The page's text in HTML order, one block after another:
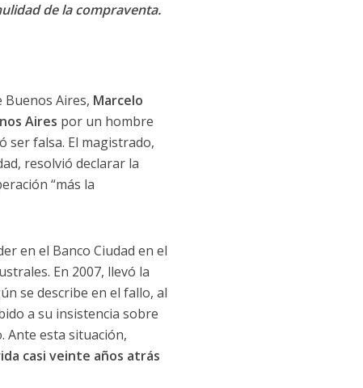
de la compraventa.
Aires, Marcelo
Aires por un hombre
falsa. El magistrado,
resolvió declarar la
“más la
en el Banco Ciudad en el
En 2007, llevó la
se describe en el fallo, al
a su insistencia sobre
Ante esta situación,
casi veinte años atrás